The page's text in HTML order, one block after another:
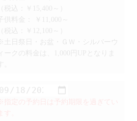
（税込：￥15,400～）
（税込：￥12,100～）
※土日祭日・お盆・ＧＷ・シルバーウ
ィークの料金は、1,000円UPとなりま
※指定の予約日は予約期限を過ぎてい